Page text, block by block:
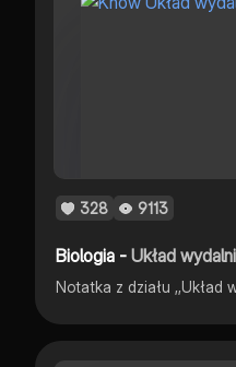
328 9113
Biologia -Układ
Notatka z działu ,,Układ